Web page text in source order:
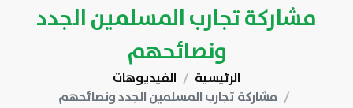
مشاركة تجارب المسلمين الجدد
ونصائحهم
الرئيسية
الفيديوهات
مشاركة تجارب المسلمين الجدد ونصائحهم